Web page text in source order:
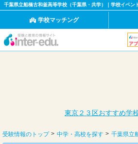
千葉県立船橋古和釜高等学校（千葉県・共学）｜学校イベン
学校マッチング
東京２３区おすすめ学
受験情報のトップ 中学・高校を探す 千葉県立